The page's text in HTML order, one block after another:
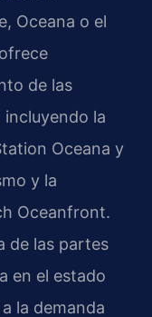
Oceana o el
de las
incluyendo la
Oceana y
y la
Oceanfront.
de las partes
en el estado
la demanda